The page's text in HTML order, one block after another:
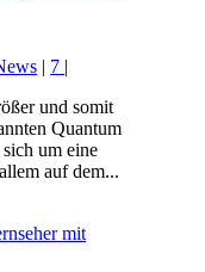
| 7 |
und somit
Quantum
um eine
auf dem...